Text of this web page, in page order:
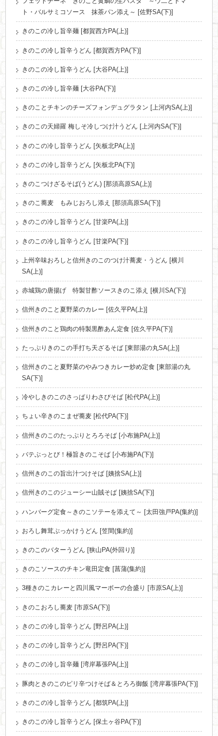
ト・バルサミコソース 抹茶パン添え～ [佐野SA(下)]
きのこの冷し旨辛麺 [都賀西方PA(上)]
きのこの冷し旨辛うどん [都賀西方PA(下)]
きのこの冷し旨辛うどん [大谷PA(上)]
きのこの冷し旨辛麺 [大谷PA(下)]
きのことチキンのチーズフォンデュグラタン [上河内SA(上)]
きのこの天婦羅 梅しそ冷しつけ汁うどん [上河内SA(下)]
きのこの冷し旨辛うどん [矢板北PA(上)]
きのこの冷し旨辛うどん [矢板北PA(下)]
きのこつけざるそば(うどん) [那須高原SA(上)]
きのこ蕎麦 もみじおろし添え [那須高原SA(下)]
きのこの冷し旨辛うどん [甘楽PA(上)]
きのこの冷し旨辛うどん [甘楽PA(下)]
上州辛味おろしと信州きのこのつけ汁蕎麦・うどん [横川
SA(上)]
赤城鶏の唐揚げ 特製甘酢ソースきのこ添え [横川SA(下)]
信州きのこと夏野菜のカレー [佐久平PA(上)]
信州きのこと鶏肉の特製黒酢あん定食 [佐久平PA(下)]
たっぷりきのこの手打ち天ざるそば [東部湯の丸SA(上)]
信州きのこと夏野菜のやみつきカレー炒め定食 [東部湯の丸
SA(下)]
冷やしきのこのさっぱりわさびそば [松代PA(上)]
ちょい辛きのこまぜ蕎麦 [松代PA(下)]
信州きのこのたっぷりとろろそば [小布施PA(上)]
バテぶっとび！極旨きのこそば [小布施PA(下)]
信州きのこの旨出汁つけそば [姨捨SA(上)]
信州きのこのジューシー山賊そば [姨捨SA(下)]
ハンバーグ定食～きのこソテーを添えて～ [太田強戸PA(集約)]
おろし舞茸ぶっかけうどん [笠間(集約)]
きのこのバターうどん [狭山PA(外回り)]
きのこソースのチキン竜田定食 [菖蒲(集約)]
3種きのこカレーと四川風マーボーの合盛り [市原SA(上)]
きのこおろし蕎麦 [市原SA(下)]
きのこの冷し旨辛うどん [野呂PA(上)]
きのこの冷し旨辛うどん [野呂PA(下)]
きのこの冷し旨辛麺 [湾岸幕張PA(上)]
豚肉ときのこのピリ辛つけそば＆とろろ御飯 [湾岸幕張PA(下)]
きのこの冷し旨辛うどん [都筑PA(上)]
きのこの冷し旨辛うどん [保土ヶ谷PA(下)]